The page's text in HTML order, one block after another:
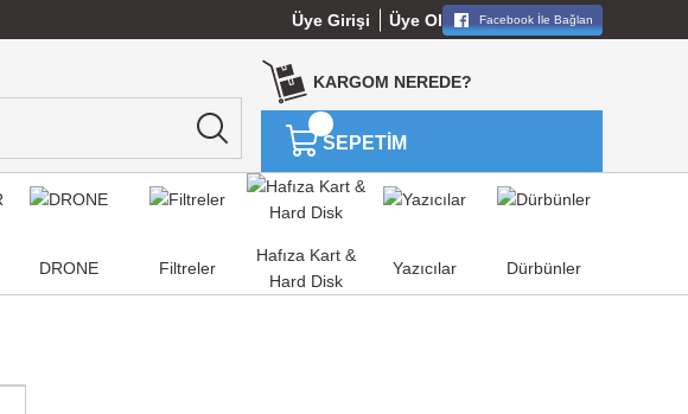
Üye Girişi Üye Ol Facebook İle Bağlan
KARGOM NEREDE?
SEPETİM
DRONE Filtreler
Hafıza Kart &
Hard Disk
Yazıcılar Dürbünler